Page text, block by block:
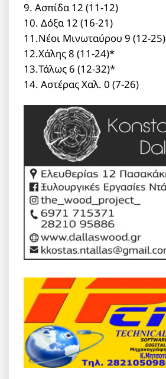
9. Ασπίδα 12 (11-12)
10. Δόξα 12 (16-21)
11.Νέοι Μινωταύρου 9 (12-25)
12.Χάλης 8 (11-24)*
13.Τάλως 6 (12-32)*
14. Αστέρας Χαλ. 0 (7-26)